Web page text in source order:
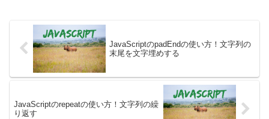
に合致する部分を簡単に取り出す
ことができます...
JavaScriptのpadEndの使い方！文字列の
末尾を文字埋めする
JavaScriptのrepeatの使い方！文字列の繰
り返す